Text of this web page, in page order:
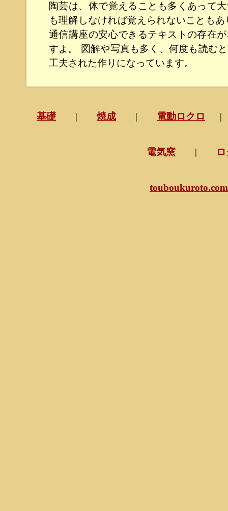
陶芸は、体で覚えることも多くあって
も理解しなければ覚えられないことも
通信講座の安心できるテキストの存在
すよ。 図解や写真も多く、何度も読む
工夫された作りになっています。
基礎 | 焼成 | 電動ロクロ
電気窯 |